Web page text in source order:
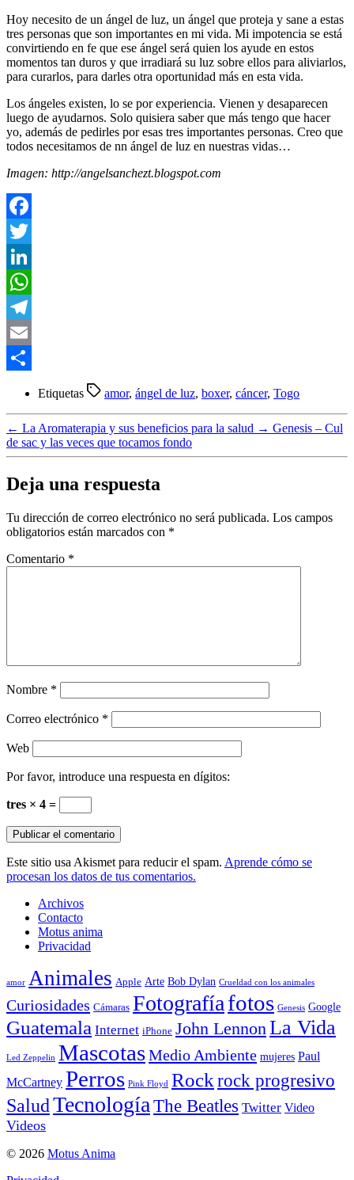
Hoy necesito de un ángel de luz, un ángel que proteja y sane a estas
tres personas que son importantes en mi vida. Mi impotencia se está
convirtiendo en fe que ese ángel será quien los ayude en estos
momentos tan duros y que irradiará su luz sobre ellos para aliviarlos,
para curarlos, para darles otra oportunidad más en esta vida.
Los ángeles existen, lo se por experiencia. Vienen y desaparecen
luego de ayudarnos. Solo quisiera saber que más tengo que hacer
yo, además de pedirles por esas tres importantes personas. Creo que
todos necesitamos de nn ángel de luz en nuestras vidas…
Imagen: http://angelsanchezt.blogspot.com
Facebook
Twitter
LinkedIn
WhatsApp
Telegram
Email
Etiquetas amor, ángel de luz, boxer, cáncer, Togo
← La Aromaterapia y sus beneficios para la salud → Genesis – Cul
de sac y las veces que tocamos fondo
Deja una respuesta
Tu dirección de correo electrónico no será publicada. Los campos
obligatorios están marcados con *
Comentario *
Nombre *
Correo electrónico *
Web
Por favor, introduce una respuesta en dígitos:
tres × 4 =
Este sitio usa Akismet para reducir el spam. Aprende cómo se
procesan los datos de tus comentarios.
Archivos
Contacto
Motus anima
Privacidad
amor Animales Apple Arte Bob Dylan Crueldad con los animales
Curiosidades Cámaras Fotografíafotos Genesis Google
Guatemala Internet iPhone John Lennon La Vida
Led Zeppelin MascotasMedio Ambiente mujeres Paul
McCartney Perros Pink Floyd Rock rock progresivo
SaludTecnología The Beatles Twitter Video
Videos
© 2026 Motus Anima